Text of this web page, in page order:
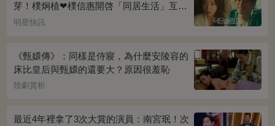
芽！樸炯植❤樸信惠開啓「同居生活」互相
共鳴、安慰~
明星快訊
《甄嬛傳》：同樣是侍寢，為什麼安陵容的
床比皇后與甄嬛的還要大？原因很羞恥
陸劇賞析
最近4年裡拿了3次大賞的演員：南宮珉！次